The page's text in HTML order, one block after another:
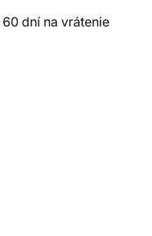
60 dní na vrátenie